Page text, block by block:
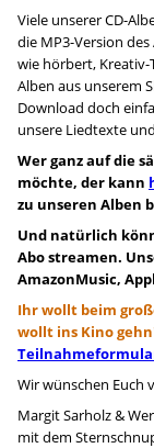
Viele unserer CD-
die MP3-Version
wie hörbert, Kreativ-
Alben aus unserem
Download doch
unsere Liedtexte
Wer ganz auf die
möchte, der kann
zu unseren Alben
Und natürlich
Abo streamen.
AmazonMusic,
Ihr wollt beim
wollt ins Kino
Wir wünschen Euch
Margit Sarholz &
mit dem